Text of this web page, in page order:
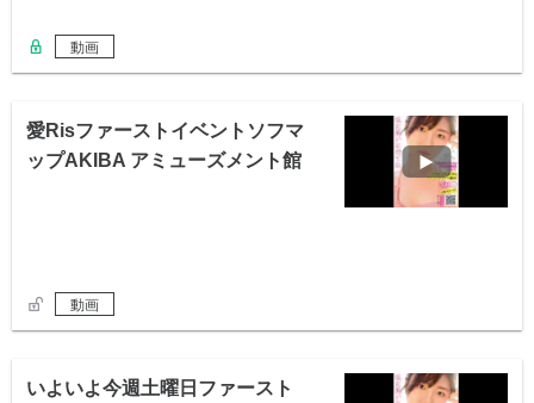
動画
愛Risファーストイベントソフマ
ップAKIBA アミューズメント館
動画
いよいよ今週土曜日ファースト